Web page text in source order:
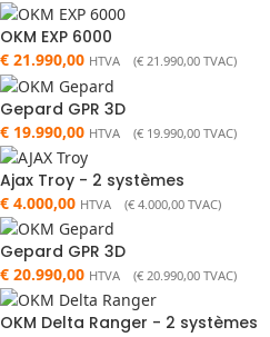
OKM EXP 6000
€ 21.990,00 HTVA (€ 21.990,00 TVAC)
Gepard GPR 3D
€ 19.990,00 HTVA (€ 19.990,00 TVAC)
Ajax Troy - 2 systèmes
€ 4.000,00 HTVA (€ 4.000,00 TVAC)
Gepard GPR 3D
€ 20.990,00 HTVA (€ 20.990,00 TVAC)
OKM Delta Ranger - 2 systèmes